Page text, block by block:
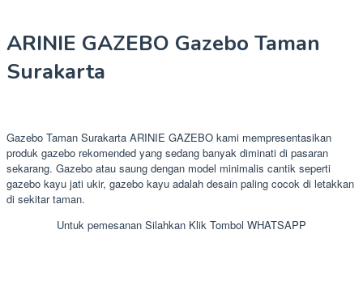
ARINIE GAZEBO Gazebo Taman
Surakarta
Gazebo Taman Surakarta ARINIE GAZEBO kami mempresentasikan
produk gazebo rekomended yang sedang banyak diminati di pasaran
sekarang. Gazebo atau saung dengan model minimalis cantik seperti
gazebo kayu jati ukir, gazebo kayu adalah desain paling cocok di letakkan
di sekitar taman.
Untuk pemesanan Silahkan Klik Tombol WHATSAPP